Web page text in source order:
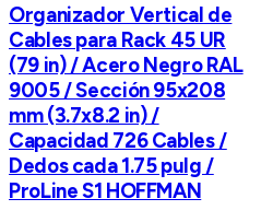
Organizador Vertical de
Cables para Rack 45 UR
(79 in) / Acero Negro RAL
9005 / Sección 95x208
mm (3.7x8.2 in) /
Capacidad 726 Cables /
Dedos cada 1.75 pulg /
ProLine S1 HOFFMAN